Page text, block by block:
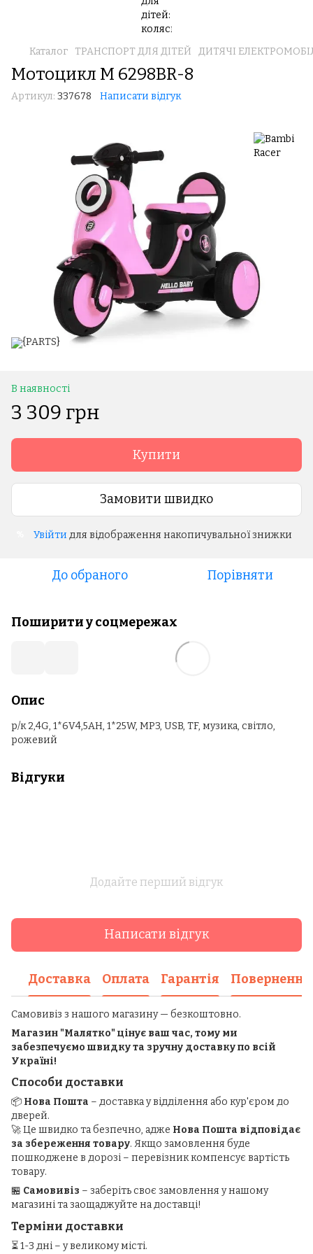
Каталог ТРАНСПОРТ ДЛЯ ДІТЕЙ ДИТЯЧІ
Мотоцикл M 6298BR-8
Артикул: 337678 Написати відгук
В наявності
3 309 грн
Купити
Замовити швидко
Увійти для відображення накопичувальної знижки
До обраного Порівняти
Поширити у соцмережах
Опис
р/к 2,4G, 1*6V4,5AH, 1*25W, MP3, USB, TF, музика, світло,
рожевий
Відгуки
Додайте перший відгук
Написати відгук
Доставка Оплата Гарантія Повернення
Самовивіз з нашого магазину — безкоштовно.
Магазин "Малятко" цінує ваш час, тому ми
забезпечуємо швидку та зручну доставку по всій
Україні!
Способи доставки
📦 Нова Пошта – доставка у відділення або кур'єром до
дверей.
🚀 Це швидко та безпечно, адже Нова Пошта відповідає
за збереження товару. Якщо замовлення буде
пошкоджене в дорозі – перевізник компенсує вартість
товару.
🏪 Самовивіз – заберіть своє замовлення у нашому
магазині та заощаджуйте на доставці!
Терміни доставки
⏳ 1-3 дні – у великому місті.